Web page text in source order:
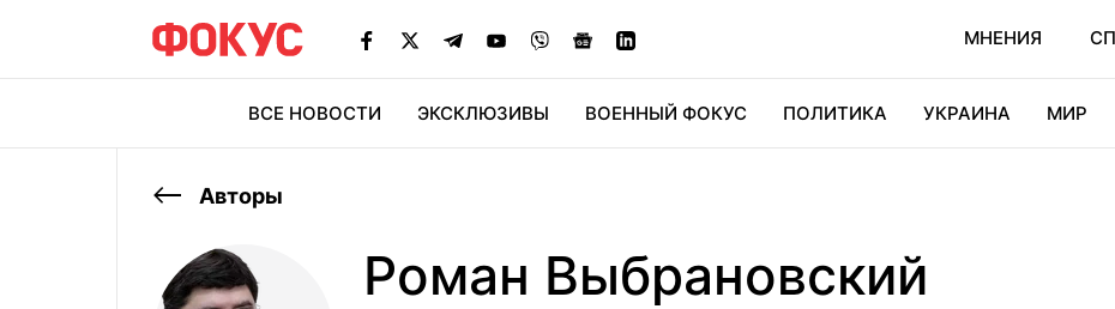
МНЕНИЯ
ВСЕ НОВОСТИ ЭКСКЛЮЗИВЫ ВОЕННЫЙ ФОКУС ПОЛИТИКА УКРАИНА МИР
Авторы
Роман Выбрановский